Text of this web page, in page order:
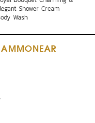
Shower Cream
Wash
AMMONEAR